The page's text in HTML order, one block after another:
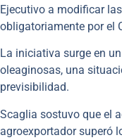
Ejecutivo a modificar
obligatoriamente por el
La iniciativa surge en
oleaginosas, una
previsibilidad.
Scaglia sostuvo que el
agroexportador superó